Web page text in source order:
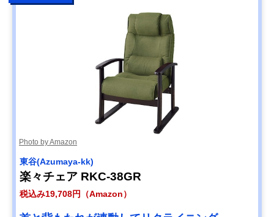
Photo by Amazon
東谷(Azumaya-kk)
楽々チェア RKC-38GR
税込み19,708円（Amazon）